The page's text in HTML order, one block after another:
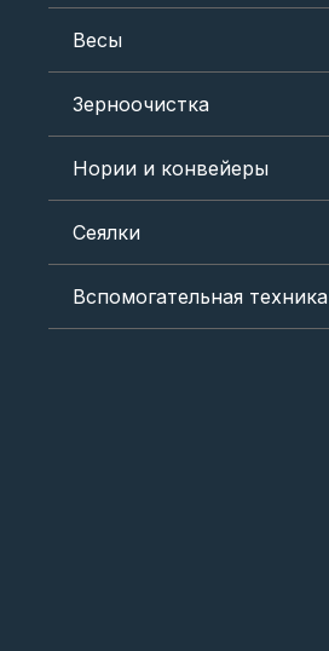
Весы
Зерноочистка
Нории и конвейеры
Сеялки
Вспомогательная техника